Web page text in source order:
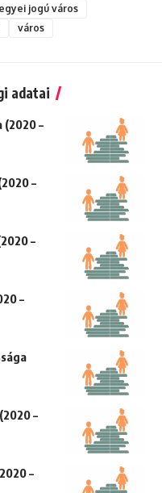
jogú város
város
adatai
(2020 –
–
–
–
–
–